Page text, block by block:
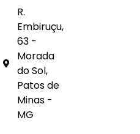
R.
Embiruçu,
63 -
Morada
do Sol,
Patos de
Minas -
MG